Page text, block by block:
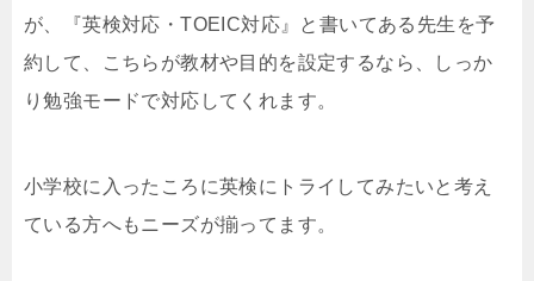
が、『英検対応・TOEIC対応』と書いてある先生を予
約して、こちらが教材や目的を設定するなら、しっか
り勉強モードで対応してくれます。
小学校に入ったころに英検にトライしてみたいと考え
ている方へもニーズが揃ってます。